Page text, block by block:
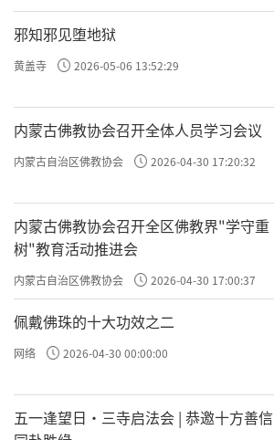
邪知邪见堕地狱
黄盖寺 2026-05-06 13:52:29
内蒙古佛教协会召开全体人员学习会议
内蒙古自治区佛教协会 2026-04-30 17:20:32
内蒙古佛教协会召开全区佛教界"学守重
树"教育活动推进会
内蒙古自治区佛教协会 2026-04-30 17:00:37
佩戴佛珠的十大功效之二
网络 2026-04-30 00:00:00
五一逢望日・三寺启法会 | 恭邀十方善信